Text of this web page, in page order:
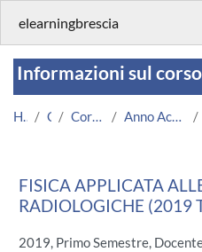
elearningbrescia
Informazioni sul corso
Home Corsi Corsi Istituzionali Anno Accademico 2019/2020
FISICA APPLICATA
RADIOLOGICHE (2019
2019, Primo Semestre,